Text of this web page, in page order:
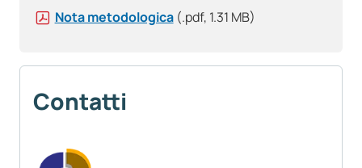
Nota metodologica (.pdf, 1.31 MB)
Contatti